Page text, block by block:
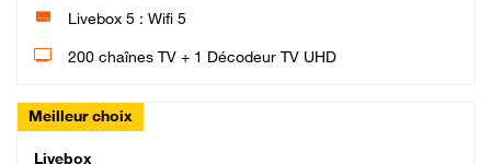
Livebox 5 : Wifi 5
200 chaînes TV + 1 Décodeur TV UHD
Meilleur choix
Livebox